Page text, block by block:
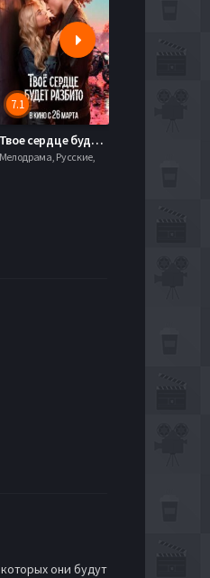
7.1
Твое сердце будет разбито (2026)
Мелодрама, Русские,
они будут